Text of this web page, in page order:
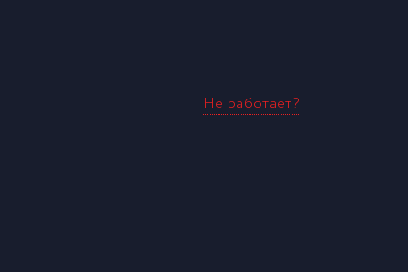
Не работает?